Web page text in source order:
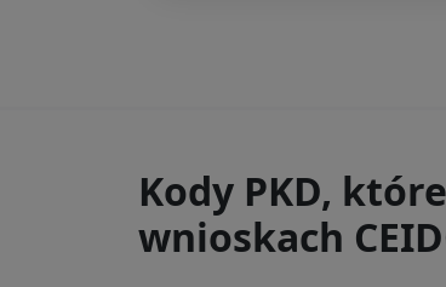
Kody PKD,
wnioskach